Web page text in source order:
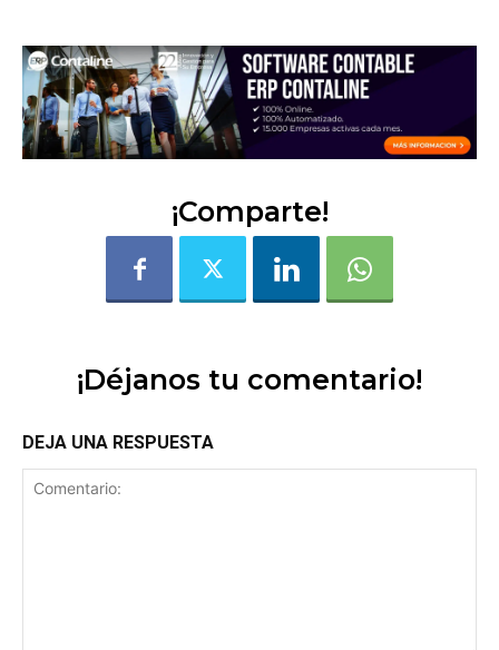
¡Comparte!
¡Déjanos tu comentario!
DEJA UNA RESPUESTA